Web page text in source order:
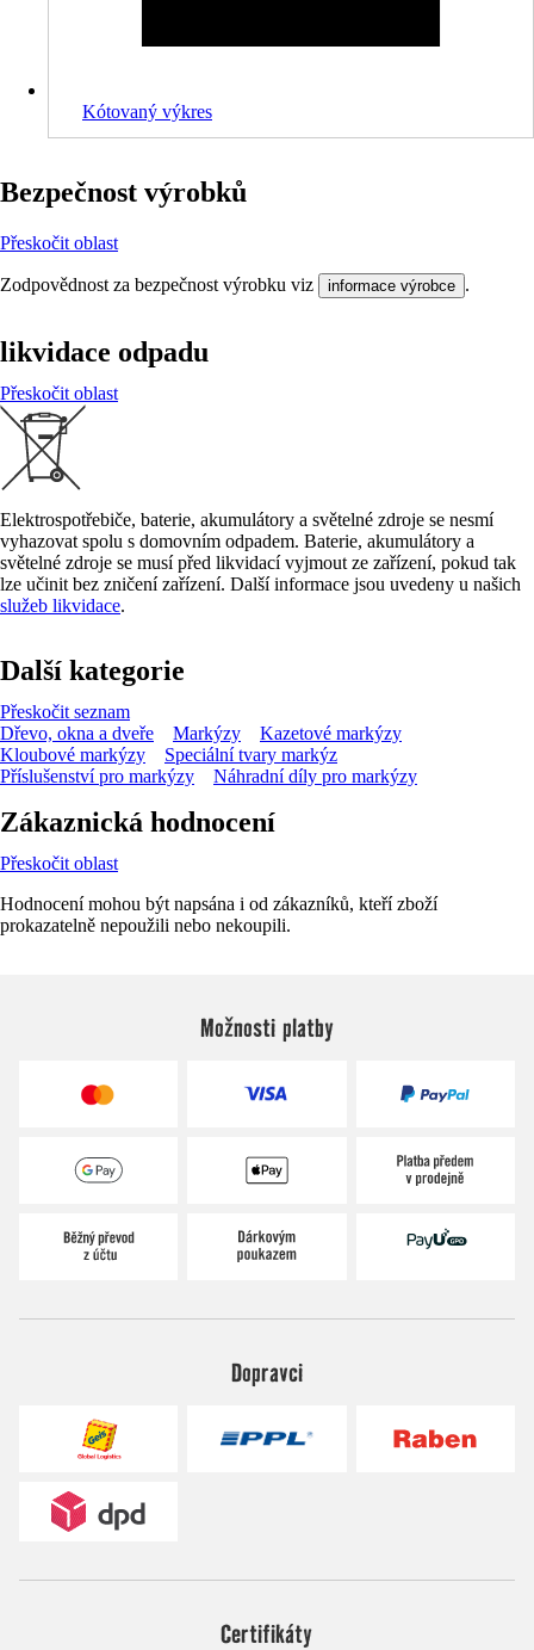
Kótovaný výkres
Bezpečnost výrobků
Přeskočit oblast
Zodpovědnost za bezpečnost výrobku viz informace výrobce .
likvidace odpadu
Přeskočit oblast
Elektrospotřebiče, baterie, akumulátory a světelné zdroje se nesmí
vyhazovat spolu s domovním odpadem. Baterie, akumulátory a
světelné zdroje se musí před likvidací vyjmout ze zařízení, pokud tak
lze učinit bez zničení zařízení. Další informace jsou uvedeny u našich
služeb likvidace.
Další kategorie
Přeskočit seznam
Dřevo, okna a dveře
Markýzy
Kazetové markýzy
Kloubové markýzy
Speciální tvary markýz
Příslušenství pro markýzy
Náhradní díly pro markýzy
Zákaznická hodnocení
Přeskočit oblast
Hodnocení mohou být napsána i od zákazníků, kteří zboží
prokazatelně nepoužili nebo nekoupili.
Možnosti platby
Dopravci
Certifikáty